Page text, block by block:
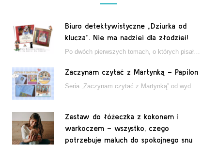
Biuro detektywistyczne „Dziurka od
klucza”. Nie ma nadziei dla złodziei!
Po dwóch pierwszych tomach, o których pisałam tutaj, które wciągnęły nas w świat młodych detektywów…
Zaczynam czytać z Martynką – Papilon
Seria „Zaczynam czytać z Martynką” od wydawnictwa Papilon to estetycznie wydane książki wspierające dzieci w…
Zestaw do łóżeczka z kokonem i
warkoczem – wszystko, czego
potrzebuje maluch do spokojnego snu